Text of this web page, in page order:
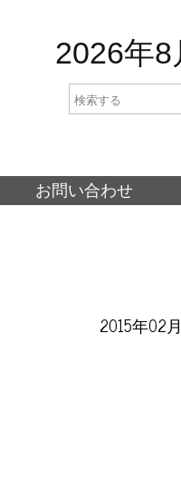
2026年8
お問い合わせ
2015年02